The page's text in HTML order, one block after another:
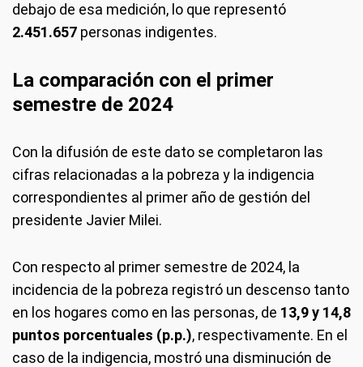
debajo de esa medición, lo que representó
2.451.657 personas indigentes.
La comparación con el primer
semestre de 2024
Con la difusión de este dato se completaron las
cifras relacionadas a la pobreza y la indigencia
correspondientes al primer año de gestión del
presidente Javier Milei.
Con respecto al primer semestre de 2024, la
incidencia de la pobreza registró un descenso tanto
en los hogares como en las personas, de 13,9 y 14,8
puntos porcentuales (p.p.), respectivamente. En el
caso de la indigencia, mostró una disminución de